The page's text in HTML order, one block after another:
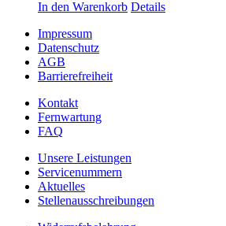
In den Warenkorb Details
Impressum
Datenschutz
AGB
Barrierefreiheit
Kontakt
Fernwartung
FAQ
Unsere Leistungen
Servicenummern
Aktuelles
Stellenausschreibungen